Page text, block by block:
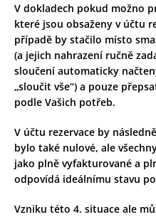
V dokladech pokud možno
které jsou obsaženy v účtu
případě by stačilo místo
(a jejich nahrazení ručně
sloučení automaticky
„sloučit vše“) a pouze
podle Vašich potřeb.
V účtu rezervace by
bylo také nulové, ale
jako plně vyfakturované a
odpovídá ideálnímu stavu
Vzniku této 4. situace ale